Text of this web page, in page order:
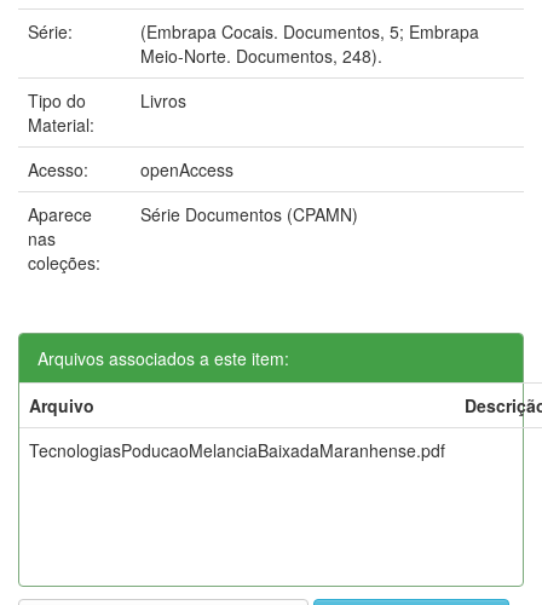
Série:
(Embrapa Cocais. Documentos, 5; Embrapa
Meio-Norte. Documentos, 248).
Tipo do
Material:
Livros
Acesso:
openAccess
Aparece
nas
coleções:
Série Documentos (CPAMN)
Arquivos associados a este item:
Arquivo
TecnologiasPoducaoMelanciaBaixadaMaranhense.pdf